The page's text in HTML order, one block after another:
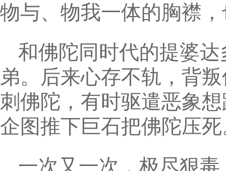
物与、物我一体的胸襟
和佛陀同时代的提婆
弟。后来心存不轨，背
刺佛陀，有时驱遣恶象
企图推下巨石把佛陀压
一次又一次，极尽狠